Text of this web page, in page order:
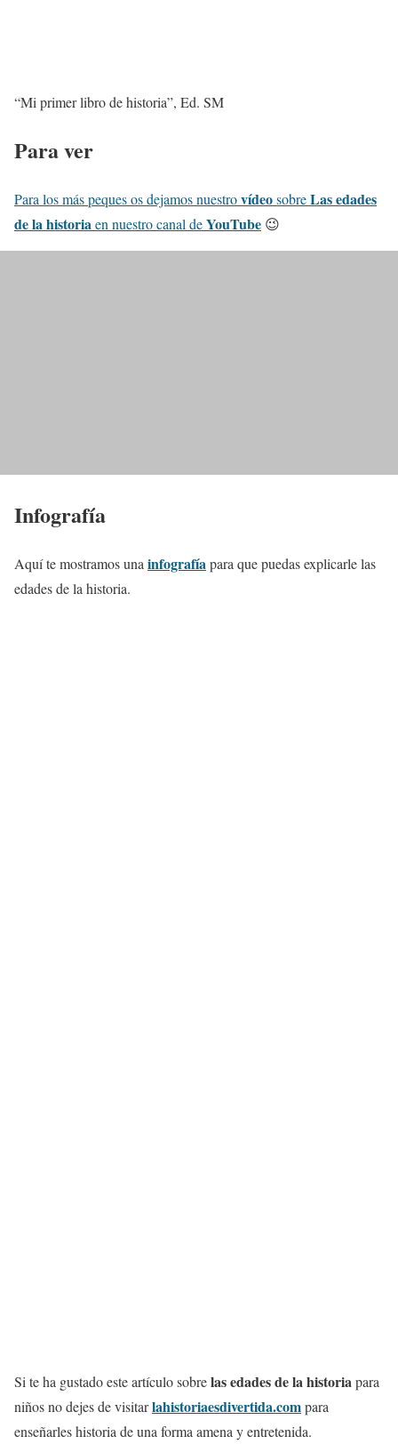
“Mi primer libro de historia”, Ed. SM
Para ver
Para los más peques os dejamos nuestrovídeosobreLas edades
de la historiaen nuestro canal deYouTube 😉
Infografía
Aquí te mostramos unainfografíapara que puedas explicarle las
edades de la historia.
Si te ha gustado este artículo sobrelas edades de la historiapara
niños no dejes de visitarlahistoriaesdivertida.compara
enseñarles historia de una forma amena y entretenida.